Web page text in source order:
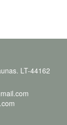
LT-44162